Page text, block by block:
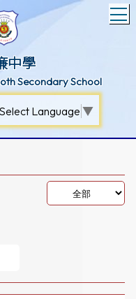
中學
Secondary School
Select Language ▼